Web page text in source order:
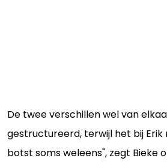
De twee verschillen wel van
gestructureerd, terwijl het bij Erik
botst soms weleens", zegt Bieke